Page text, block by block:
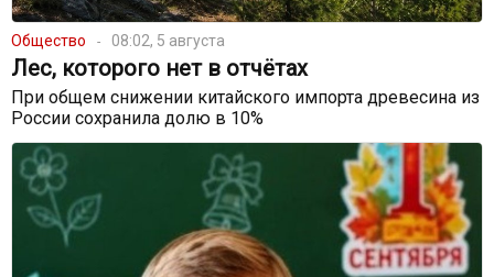
Общество 08:02, 5 августа
Лес, которого нет в отчётах
При общем снижении китайского импорта древесина из
России сохранила долю в 10%